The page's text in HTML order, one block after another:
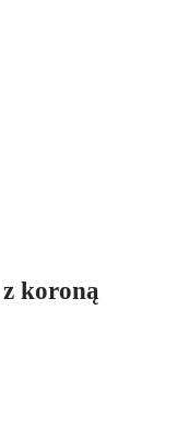
z koroną